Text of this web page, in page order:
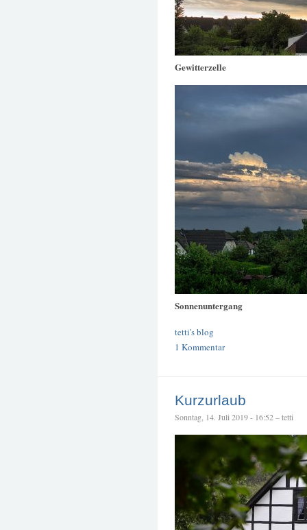
Gewitterzelle
Sonnenuntergang
tetti's blog
1 Kommentar
Kurzurlaub
Sonntag, 14. Juli 2019 - 16:52 – tetti